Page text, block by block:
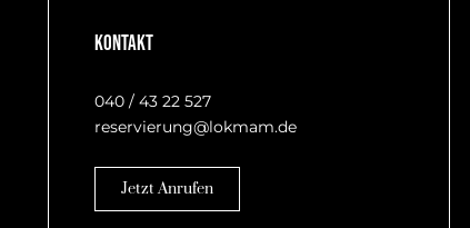
Kontakt
040 / 43 22 527
reservierung@lokmam.de
Jetzt Anrufen